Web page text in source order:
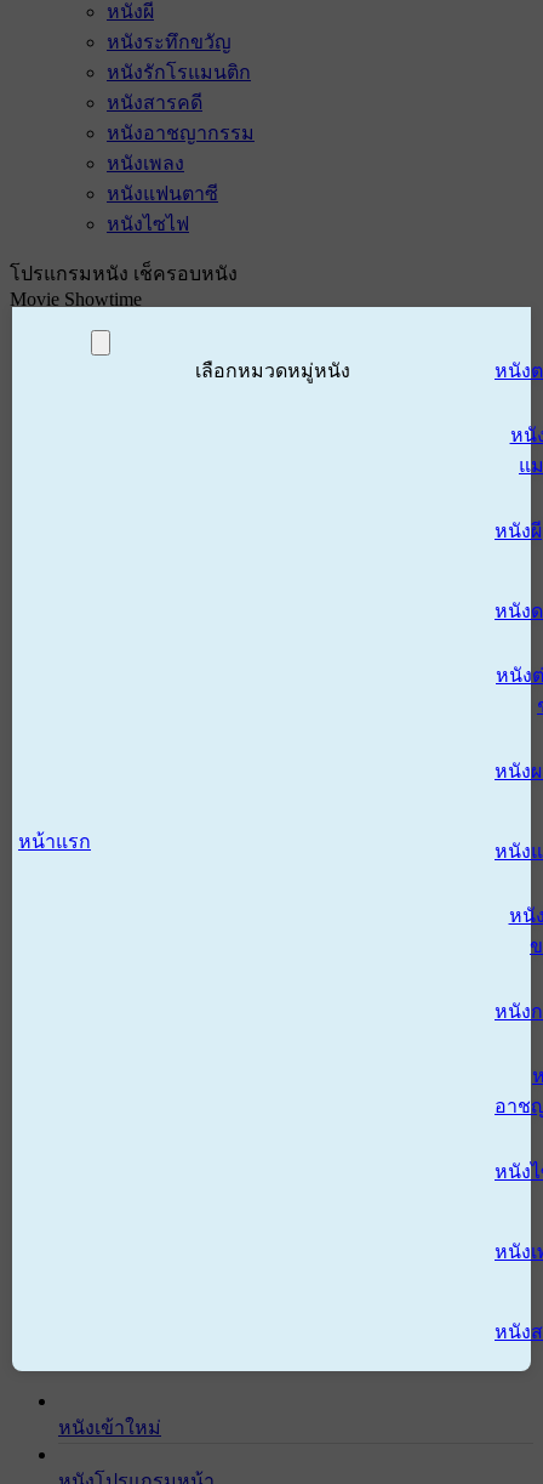
หนังผี
หนังระทึกขวัญ
หนังรักโรแมนติก
หนังสารคดี
หนังอาชญากรรม
หนังเพลง
หนังแฟนตาซี
หนังไซไฟ
โปรแกรมหนัง เช็ครอบหนัง
Movie Showtime
หน้าแรก
เลือกหมวดหมู่หนัง หนัง
หนั
แ
หนังผี
หนัง
หนัง
หนัง
หนัง
หนั
หนัง
อาช
หนัง
หนังเ
หนัง
หนังเข้าใหม่